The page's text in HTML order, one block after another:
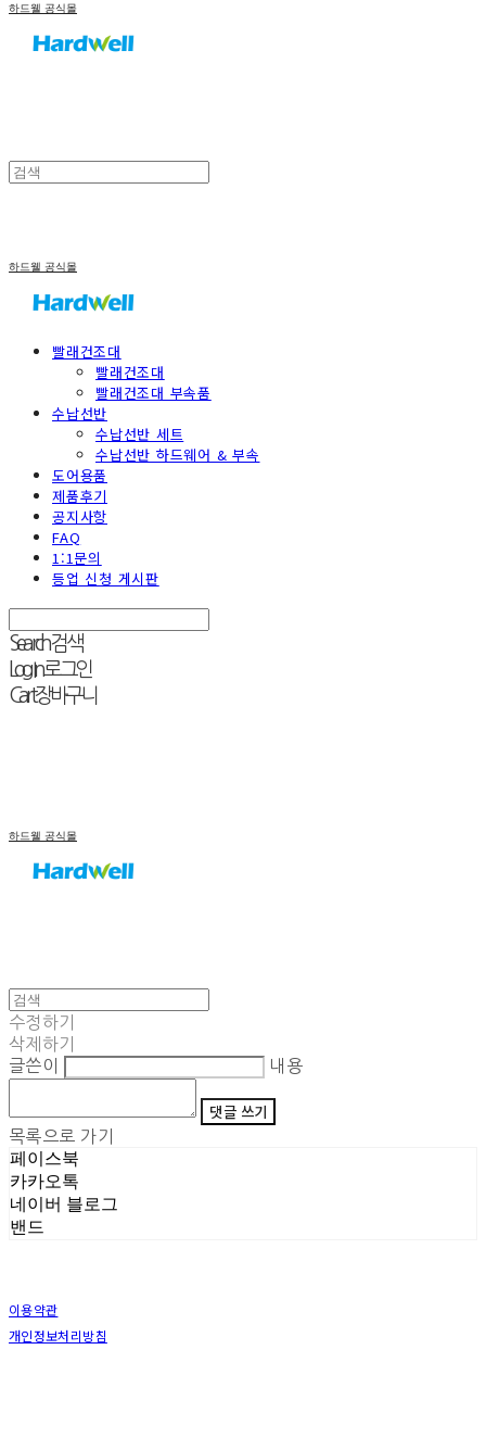
하드웰 공식몰
하드웰 공식몰
빨래건조대
빨래건조대
빨래건조대 부속품
수납선반
수납선반 세트
수납선반 하드웨어 & 부속
도어용품
제품후기
공지사항
FAQ
1:1문의
등업 신청 게시판
Search검색
Log In로그인
Cart장바구니
하드웰 공식몰
수정하기
삭제하기
글쓴이
내용
댓글 쓰기
목록으로 가기
페이스북
카카오톡
네이버 블로그
밴드
이용약관
개인정보처리방침